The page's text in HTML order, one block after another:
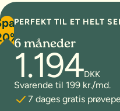
PERFEKT TIL ET HELT
6 måneder
1.194DKK
Svarende til 199 kr./md.
7 dages gratis